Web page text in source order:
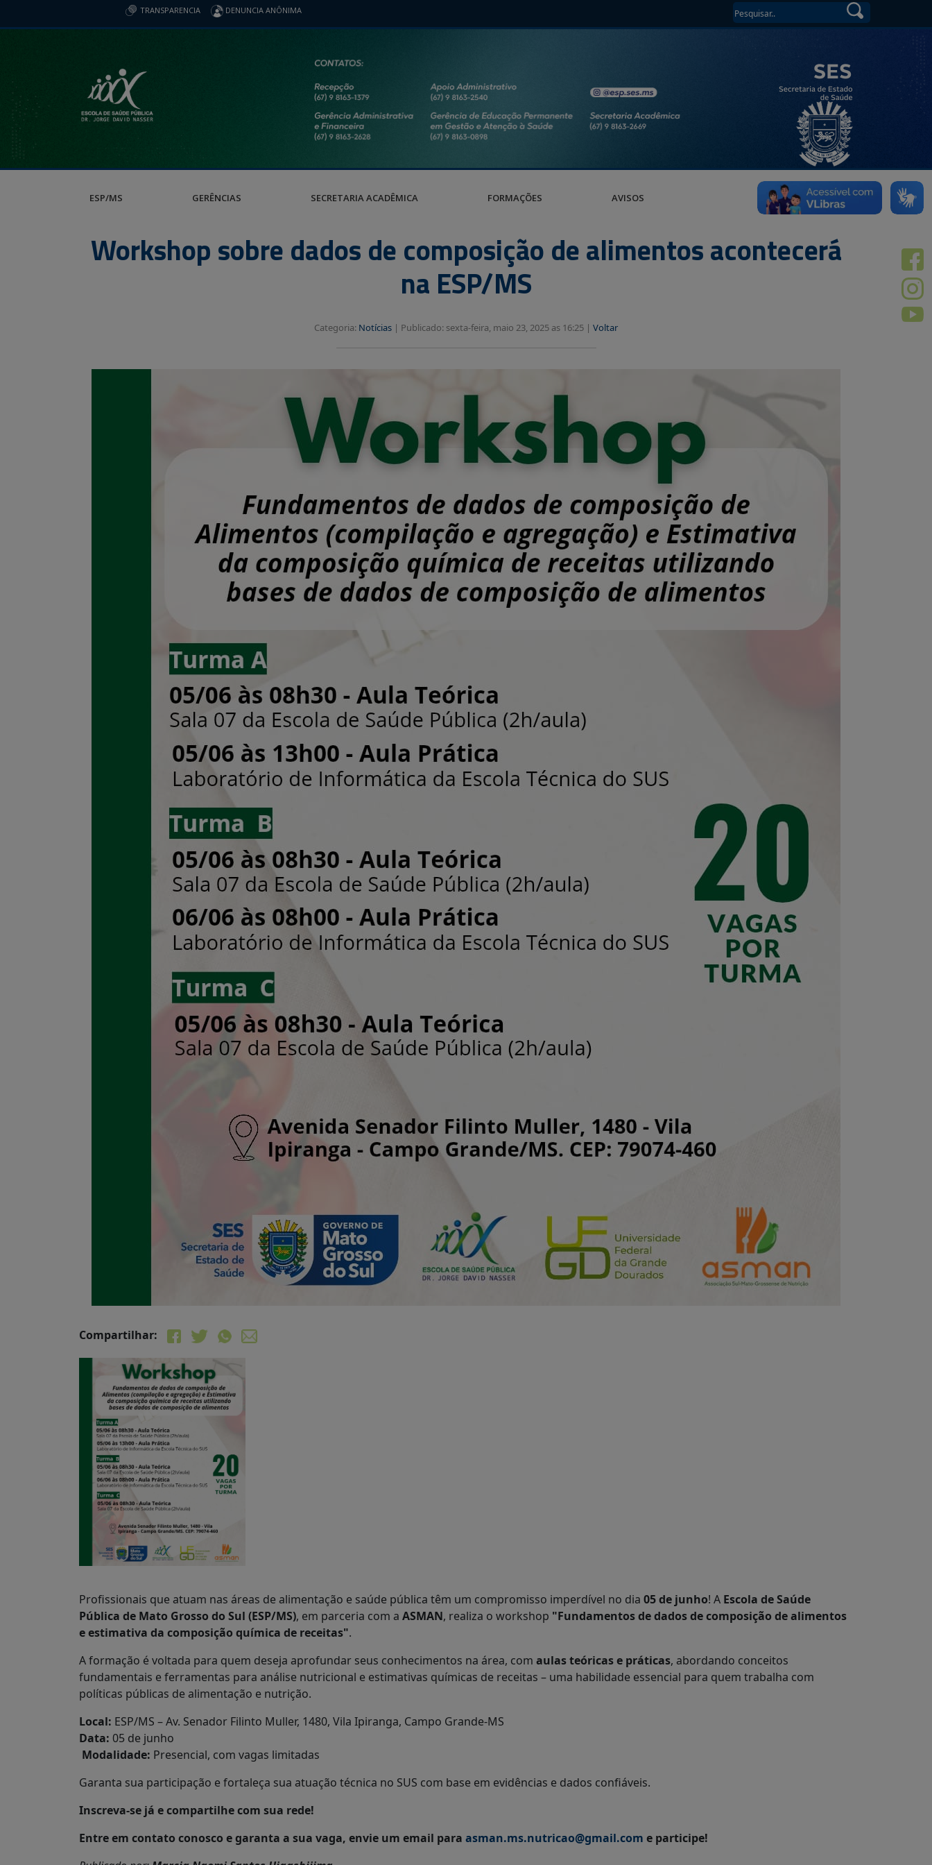
TRANSPARENCIA DENUNCIA ANÔNIMA
ESP/MS GERÊNCIAS SECRETARIA ACADÊMICA FORMAÇÕES AVISOS
Workshop sobre dados de composição de alimentos acontecerá
na ESP/MS
Categoria: Notícias | Publicado: sexta-feira, maio 23, 2025 as 16:25 | Voltar
Compartilhar:
Profissionais que atuam nas áreas de alimentação e saúde pública têm um compromisso imperdível no dia 05 de junho! A Escola de Saúde
Pública de Mato Grosso do Sul (ESP/MS), em parceria com a ASMAN, realiza o workshop "Fundamentos de dados de composição de alimentos
e estimativa da composição química de receitas".
A formação é voltada para quem deseja aprofundar seus conhecimentos na área, com aulas teóricas e práticas, abordando conceitos
fundamentais e ferramentas para análise nutricional e estimativas químicas de receitas – uma habilidade essencial para quem trabalha com
políticas públicas de alimentação e nutrição.
Local: ESP/MS – Av. Senador Filinto Muller, 1480, Vila Ipiranga, Campo Grande-MS
Data: 05 de junho
Modalidade: Presencial, com vagas limitadas
Garanta sua participação e fortaleça sua atuação técnica no SUS com base em evidências e dados confiáveis.
Inscreva-se já e compartilhe com sua rede!
Entre em contato conosco e garanta a sua vaga, envie um email para asman.ms.nutricao@gmail.com e participe!